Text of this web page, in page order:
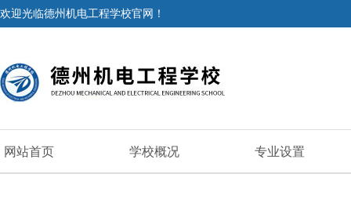
欢迎光临德州机电工程学校官网！
网站首页 学校概况 专业设置